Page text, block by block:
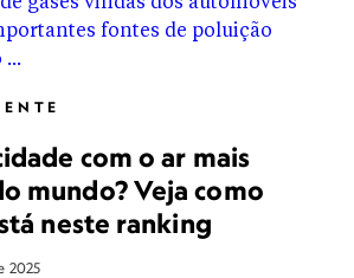
com o ar mais
mundo? Veja como
neste ranking
2025